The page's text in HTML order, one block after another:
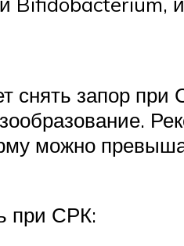
снять запор
можно
при СРК: